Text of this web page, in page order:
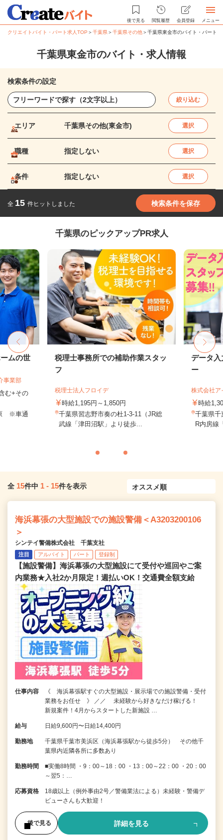
後で見る 閲覧履歴 会員登録 メニュー
クリエイトバイト・パート求人TOP ＞千葉県＞千葉県その他＞千葉県東金市のバイト・パート求
千葉県東金市のバイト・求人情報
検索条件の設定
絞り込む
エリア 千葉県その他(東金市) 選択
職種 指定しない 選択
条件 指定しない 選択
全 15 件ヒットしました 検索条件を保存
千葉県のピックアップPR求人
ムの世
事業部
む+その
※車通
税理士事務所での補助作業スタッ
フ
税理士法人フロイデ
時給1,195円～1,850円
千葉県習志野市奏の杜1-3-11（JR総
武線「津田沼駅」より徒歩...
データ入
ー
株式会社ア
時給
千葉県千
R内房線
全 15件中 1 - 15件を表示
海浜幕張の大型施設での施設警備＜A3203200106
＞
シンテイ警備株式会社 千葉支社
注目 アルバイト パート 登録制
【施設警備】海浜幕張の大型施設にて受付や巡回やご案
内業務★入社2か月限定！週払いOK！交通費全額支給
仕事内容
《 海浜幕張駅すぐの大型施設・展示場での施設警備・受付
業務をお任せ 》 ／／ 未経験から好きなだけ稼げる！
新規案件！4月からスタートした新施設 …
給与 日給9,600円〜日給14,400円
勤務地
千葉県千葉市美浜区（海浜幕張駅から徒歩5分） その他千
葉県内近隣各所に多数あり
勤務時間
■実働8時間 ・9：00～18：00 ・13：00～22：00 ・20：00
～翌5：…
応募資格
18歳以上（例外事由2号／警備業法による）未経験・警備デ
ビューさんも大歓迎！
後で見る 詳細を見る